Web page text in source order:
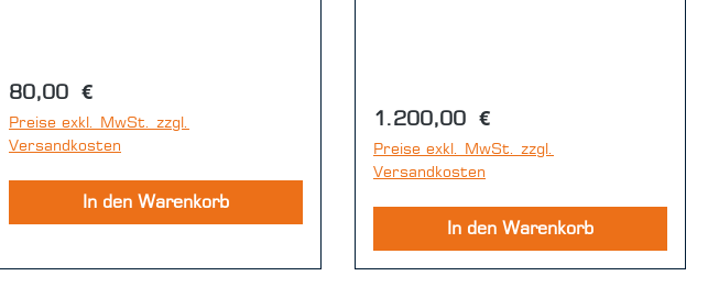
Regulärer Preis:
80,00 €
Preise exkl. MwSt. zzgl.
Versandkosten
In den Warenkorb
Regulärer Preis:
1.200,00 €
Preise exkl. MwSt. zzgl.
Versandkosten
In den Warenkorb